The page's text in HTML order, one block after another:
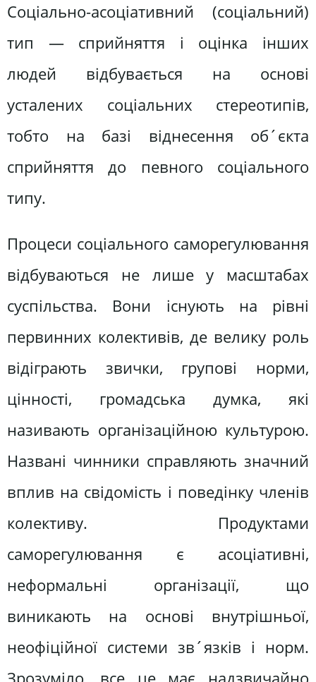
Соціально-асоціативний (соціальний)
тип — сприйняття і оцінка інших
людей відбувається на основі
усталених соціальних стереотипів,
тобто на базі віднесення об´єкта
сприйняття до певного соціального
типу.
Процеси соціального саморегулювання
відбуваються не лише у масштабах
суспільства. Вони існують на рівні
первинних колективів, де велику роль
відіграють звички, групові норми,
цінності, громадська думка, які
називають організаційною культурою.
Названі чинники справляють значний
вплив на свідомість і поведінку членів
колективу. Продуктами
саморегулювання є асоціативні,
неформальні організації, що
виникають на основі внутрішньої,
неофіційної системи зв´язків і норм.